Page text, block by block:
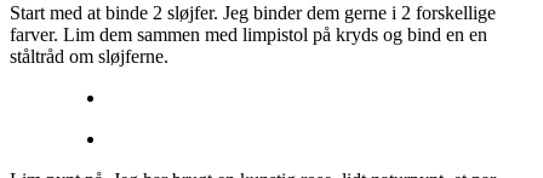
Start med at binde 2 sløjfer. Jeg binder dem gerne i 2 forskellige
farver. Lim dem sammen med limpistol på kryds og bind en en
ståltråd om sløjferne.